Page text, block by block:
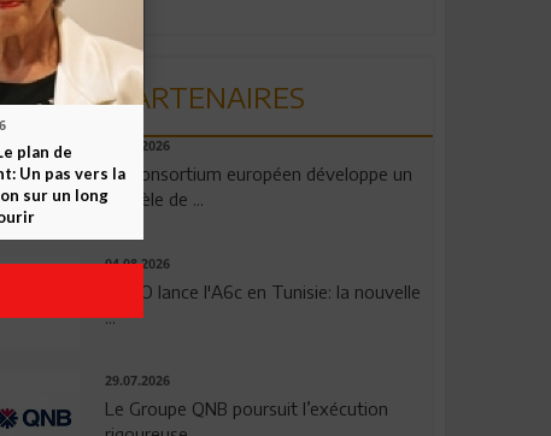
PARTENAIRES
06.08.2026
Un consortium européen développe un
modèle de ...
04.08.2026
OPPO lance l'A6c en Tunisie: la nouvelle
...
29.07.2026
Le Groupe QNB poursuit l’exécution
plan de
Un pas vers la
sur un long